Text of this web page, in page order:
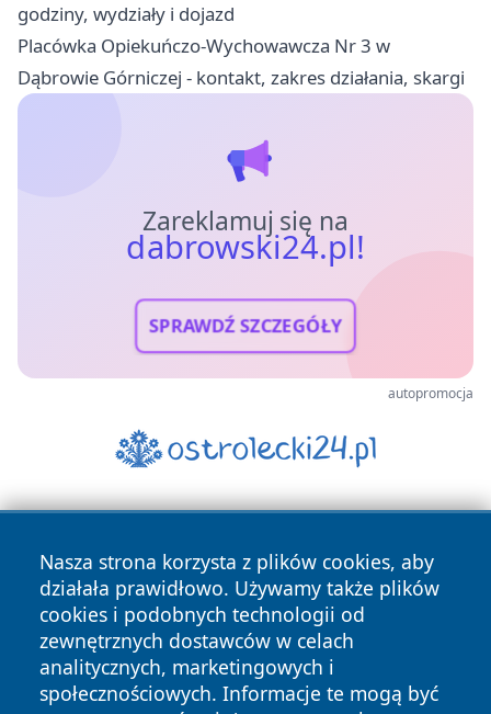
godziny, wydziały i dojazd
Placówka Opiekuńczo-Wychowawcza Nr 3 w
Dąbrowie Górniczej - kontakt, zakres działania, skargi
Zareklamuj się na
dabrowski24.pl!
SPRAWDŹ SZCZEGÓŁY
autopromocja
Nasza strona korzysta z plików cookies, aby
działała prawidłowo. Używamy także plików
cookies i podobnych technologii od
zewnętrznych dostawców w celach
analitycznych, marketingowych i
społecznościowych. Informacje te mogą być
Copyright © 2026 dabrowski24.pl Wszystkie prawa
zastrzeżone.